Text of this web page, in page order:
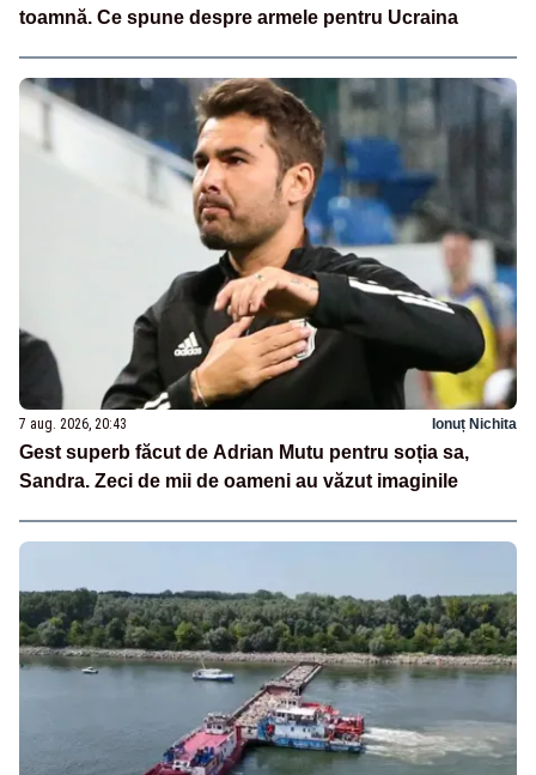
toamnă. Ce spune despre armele pentru Ucraina
7 aug. 2026, 20:43 Ionuț Nichita
Gest superb făcut de Adrian Mutu pentru soția sa,
Sandra. Zeci de mii de oameni au văzut imaginile